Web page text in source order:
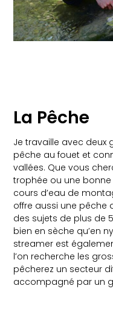
La Pêche
Je travaille avec deux
pêche au fouet et
vallées. Que vous
trophée ou une
cours d’eau de
offre aussi une pêche
des sujets de plus de
bien en sèche qu’en
streamer est
l’on recherche les
pêcherez un secteur
accompagné par un